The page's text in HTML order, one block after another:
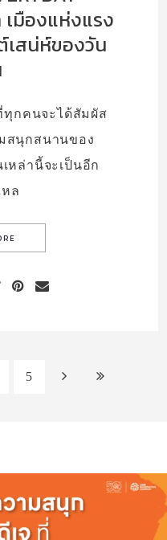
เมืองแห่งแรง
เสน่ห์ของวัน
กคนจะได้สัมผัส
สนุกสนานของ
หล่านี้จะเป็นอีก
ล
5